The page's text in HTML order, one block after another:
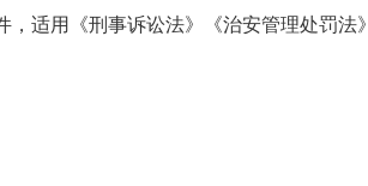
适用《刑事诉讼法》《治安管理处罚法》